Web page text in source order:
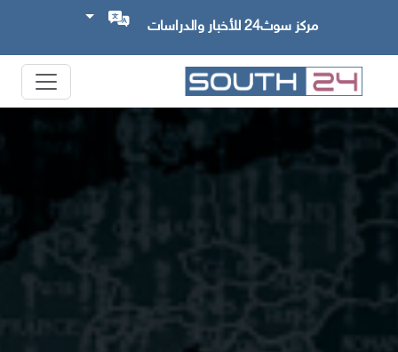
مركز سوث24 للأخبار والدراسات